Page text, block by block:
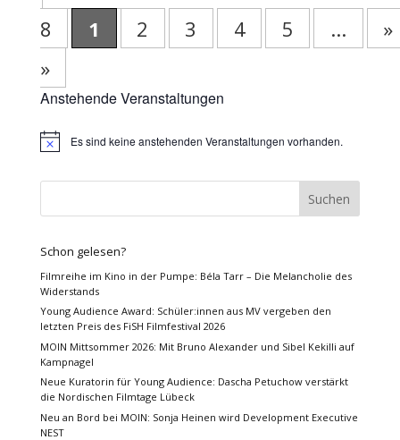
8
1 2 3 4 5 ...
»
»
Anstehende Veranstaltungen
HinweisEs sind keine anstehenden Veranstaltungen vorhanden.
Schon gelesen?
Filmreihe im Kino in der Pumpe: Béla Tarr – Die Melancholie des
Widerstands
Young Audience Award: Schüler:innen aus MV vergeben den
letzten Preis des FiSH Filmfestival 2026
MOIN Mittsommer 2026: Mit Bruno Alexander und Sibel Kekilli auf
Kampnagel
Neue Kuratorin für Young Audience: Dascha Petuchow verstärkt
die Nordischen Filmtage Lübeck
Neu an Bord bei MOIN: Sonja Heinen wird Development Executive
NEST